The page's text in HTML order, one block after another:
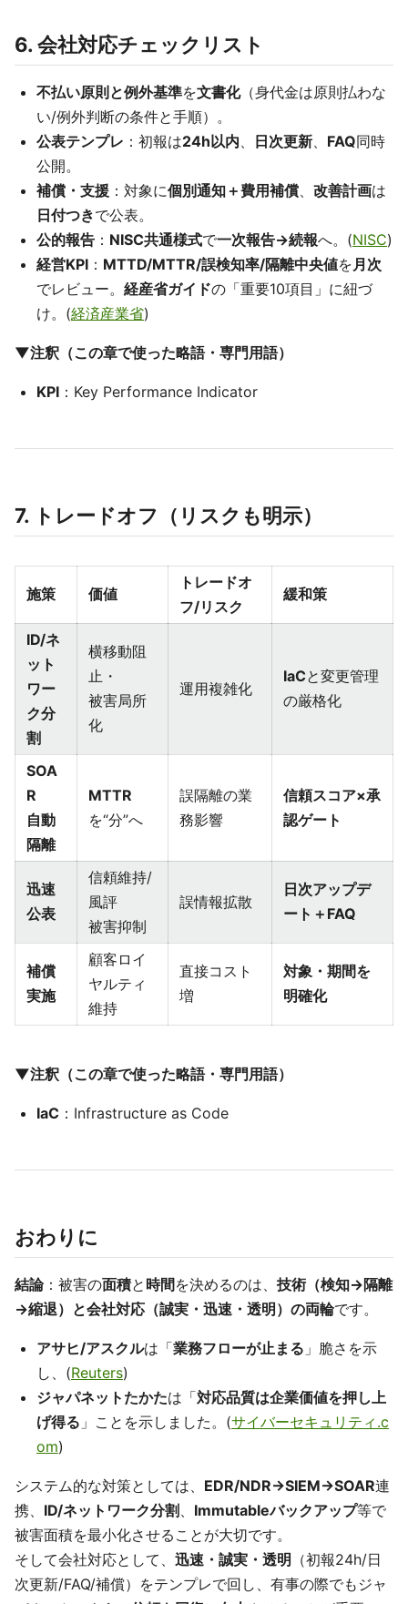
6. 会社対応チェックリスト
不払い原則と例外基準を文書化（身代金は原則払わな
い/例外判断の条件と手順）。
公表テンプレ ：初報は24h以内、 日次更新、 FAQ同時
公開。
補償・支援 ：対象に個別通知＋費用補償、 改善計画は
日付つきで公表。
公的報告 ： NISC共通様式で一次報告→続報へ。(NISC)
経営KPI ： MTTD/MTTR/誤検知率/隔離中央値を月次
でレビュー。 経産省ガイドの「重要10項目」に紐づ
け。(経済産業省)
▼注釈（この章で使った略語・専門用語）
KPI ：Key Performance Indicator
7. トレードオフ（リスクも明示）
施策 価値
トレードオ
フ/リスク
緩和策
ID/ネ
ット
ワー
ク分
割
横移動阻
止・
被害局所
化
運用複雑化
IaCと変更管理
の厳格化
SOA
R
自動
隔離
MTTR
を“分”へ
誤隔離の業
務影響
信頼スコア×承
認ゲート
迅速
公表
信頼維持/
風評
被害抑制
誤情報拡散
日次アップデ
ート＋FAQ
補償
実施
顧客ロイ
ヤルティ
維持
直接コスト
増
対象・期間を
明確化
▼注釈（この章で使った略語・専門用語）
IaC ：Infrastructure as Code
おわりに
結論：被害の面積と 時間 を決めるのは、 技術（検知→隔離
→縮退）と会社対応（誠実・迅速・透明）の両輪です。
アサヒ/アスクルは「業務フローが止まる 」脆さを示
し、(Reuters)
ジャパネットたかたは「対応品質は企業価値を押し上
げ得る 」ことを示しました。(サイバーセキュリティ.c
om)
システム的な対策としては、 EDR/NDR→SIEM→SOAR連
携、 ID/ネットワーク分割 、 Immutableバックアップ等で
被害面積を最小化させることが大切です。
そして会社対応として、 迅速・誠実・透明 （初報24h/日
次更新/FAQ/補償）をテンプレで回し、有事の際でもジャ